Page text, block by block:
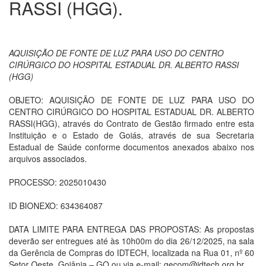
RASSI (HGG).
AQUISIÇÃO DE FONTE DE LUZ PARA USO DO CENTRO
CIRÚRGICO DO HOSPITAL ESTADUAL DR. ALBERTO RASSI
(HGG)
OBJETO: AQUISIÇÃO DE FONTE DE LUZ PARA USO DO
CENTRO CIRÚRGICO DO HOSPITAL ESTADUAL DR. ALBERTO
RASSI(HGG), através do Contrato de Gestão firmado entre esta
Instituição e o Estado de Goiás, através de sua Secretaria
Estadual de Saúde conforme documentos anexados abaixo nos
arquivos associados.
PROCESSO: 2025010430
ID BIONEXO: 634364087
DATA LIMITE PARA ENTREGA DAS PROPOSTAS: As propostas
deverão ser entregues até às 10h00m do dia 26/12/2025, na sala
da Gerência de Compras do IDTECH, localizada na Rua 01, nº 60